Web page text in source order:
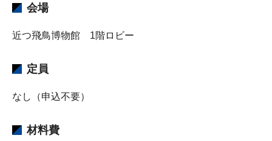
会場
近つ飛鳥博物館 1階ロビー
定員
なし（申込不要）
材料費